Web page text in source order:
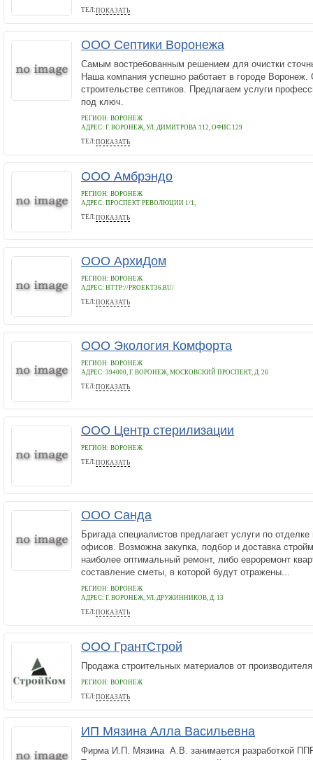
ТЕЛ:ПОКАЗАТЬ
89009268687
ООО Септики Воронежа
Самым востребованным решением для очистки
Наша компания успешно работает в городе Воронеж.
строительстве септиков. Предлагаем услуги
под ключ.
РЕГИОН: ВОРОНЕЖ
АДРЕС: Г. ВОРОНЕЖ, УЛ. ДИМИТРОВА 112, ОФИС 129
ТЕЛ:ПОКАЗАТЬ
+7 (903) 858-86-14
ООО Амбрэндо
РЕГИОН: ВОРОНЕЖ
АДРЕС: ПРОСПЕКТ РЕВОЛЮЦИИ 1/1,
ТЕЛ:ПОКАЗАТЬ
8-905-053-05-12
ООО АрхиДом
РЕГИОН: ВОРОНЕЖ
АДРЕС: HTTP://PROEKT36.RU/
ТЕЛ:ПОКАЗАТЬ
84732951953
ООО Экология Комфорта
РЕГИОН: ВОРОНЕЖ
АДРЕС: 394000, Г. ВОРОНЕЖ, МОСКОВСКИЙ ПРОСПЕКТ, Д. 26
ТЕЛ:ПОКАЗАТЬ
+7 (908) 142-13-74
ООО Центр стерилизации
РЕГИОН: ВОРОНЕЖ
ТЕЛ:ПОКАЗАТЬ
+79521030773
ООО Санда
Бригада специалистов предлагает услуги по
офисов. Возможна закупка, подбор и доставка
наиболее оптимальный ремонт, либо евроремонт
составление сметы, в которой будут отражены...
РЕГИОН: ВОРОНЕЖ
АДРЕС: Г. ВОРОНЕЖ, УЛ. ДРУЖИННИКОВ, Д. 13
ТЕЛ:ПОКАЗАТЬ
+7(953)-119-41-80
ООО ГрантСтрой
Продажа строительных материалов от производителя
РЕГИОН: ВОРОНЕЖ
ТЕЛ:ПОКАЗАТЬ
89507505846
ИП Мязина Алла Васильевна
Фирма И.П. Мязина А.В. занимается разработкой